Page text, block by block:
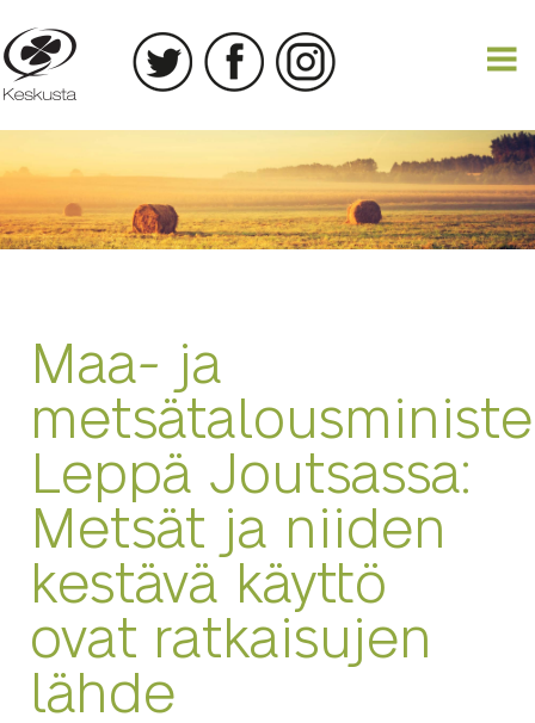
Maa- ja
Leppä Joutsassa:
Metsät ja niiden
kestävä käyttö
ovat ratkaisujen
lähde